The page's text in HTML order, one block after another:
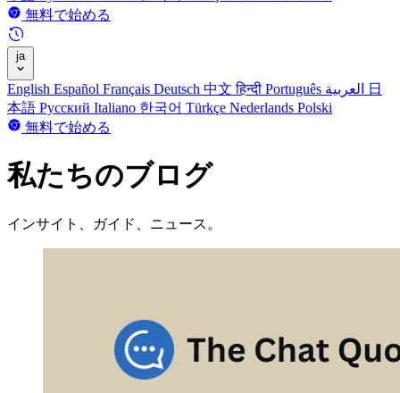
無料で始める
ja
English Español Français Deutsch 中文हिन्दी Português
日
本語 Русский Italiano 한국어 Türkçe Nederlands Polski
無料で始める
私たちのブログ
インサイト、ガイド、ニュース。